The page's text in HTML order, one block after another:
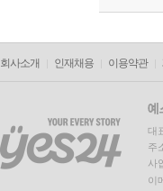
회사소개 인재채용 이용약관
대
주
사
이